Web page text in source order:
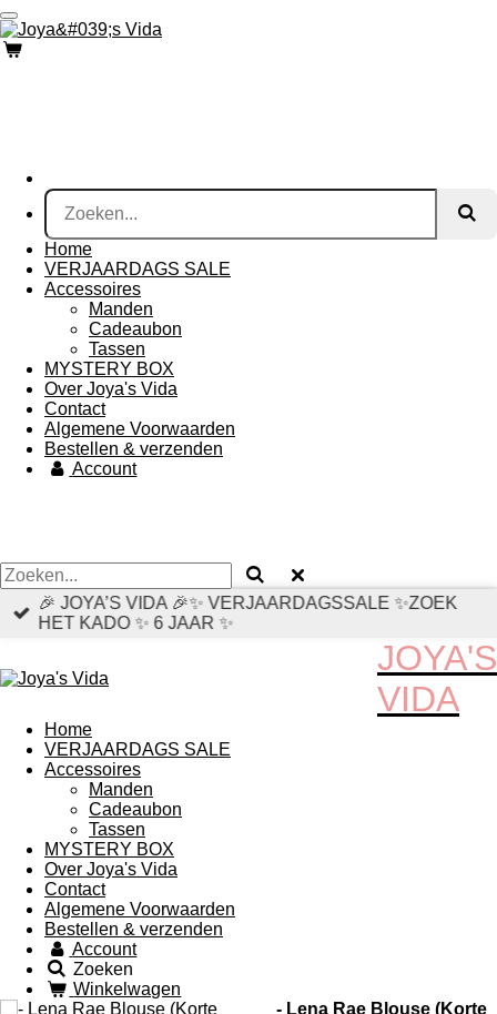
Ga
direct
naar
Home
VERJAARDAGS SALE
Accessoires
Manden
Cadeaubon
Tassen
MYSTERY BOX
Over Joya's Vida
Contact
Algemene Voorwaarden
Bestellen & verzenden
Account
🎉 JOYA’S VIDA 🎉✨ VERJAARDAGSSALE ✨ZOEK
HET KADO ✨ 6 JAAR ✨
JOYA'S
VIDA
Home
VERJAARDAGS SALE
Accessoires
Manden
Cadeaubon
Tassen
MYSTERY BOX
Over Joya's Vida
Contact
Algemene Voorwaarden
Bestellen & verzenden
Account
Zoeken
Winkelwagen
- Lena Rae Blouse (Korte